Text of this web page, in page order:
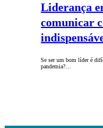
Liderança
comunicar
Se ser um bom líder é
pandemia?…